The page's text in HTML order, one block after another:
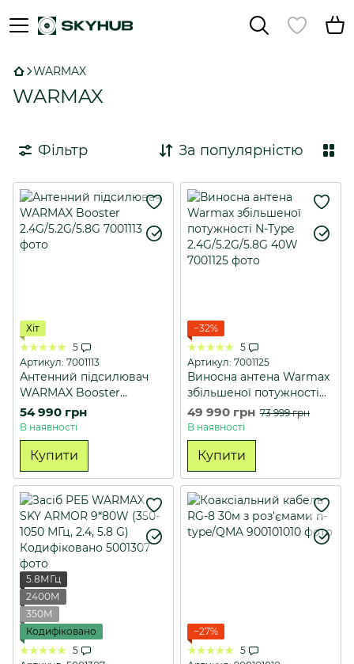
WARMAX
WARMAX
Фільтр За популярністю
Хіт
5
Артикул: 7001113
Антенний підсилювач
WARMAX Booster
2.4G/5.2G/5.8G
54 990 грн
В наявності
Купити
−32%
5
Артикул: 7001125
Виносна антена Warmax
збільшеної потужності
N-Type 2.4G/5.2G/5.8G
40W
49 990 грн 73 999 грн
В наявності
Купити
5.8МГц
2400М
350М
Кодифіковано
5
−27%
5